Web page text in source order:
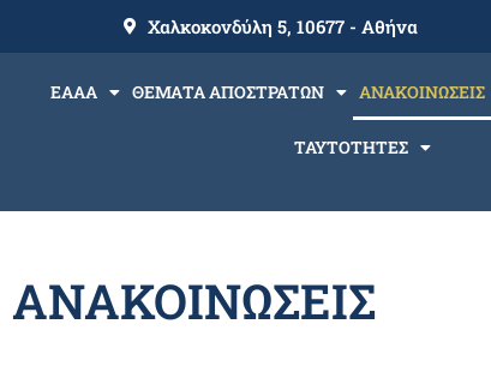
Χαλκοκονδύλη 5, 10677 - Αθήνα
ΕΑΑΑ ΘΕΜΑΤΑ ΑΠΟΣΤΡΑΤΩΝ ΑΝΑΚΟΙΝΩΣΕΙΣ
ΤΑΥΤΟΤΗΤΕΣ
ΑΝΑΚΟΙΝΩΣΕΙΣ